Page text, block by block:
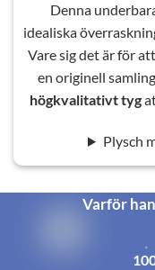
Denna
idealiska
Vare sig det är för
en originell
högkvalitativt tyg
Plysch
Varför